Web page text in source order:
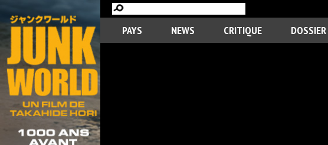
PAYS NEWS CRITIQUE DOSSIER